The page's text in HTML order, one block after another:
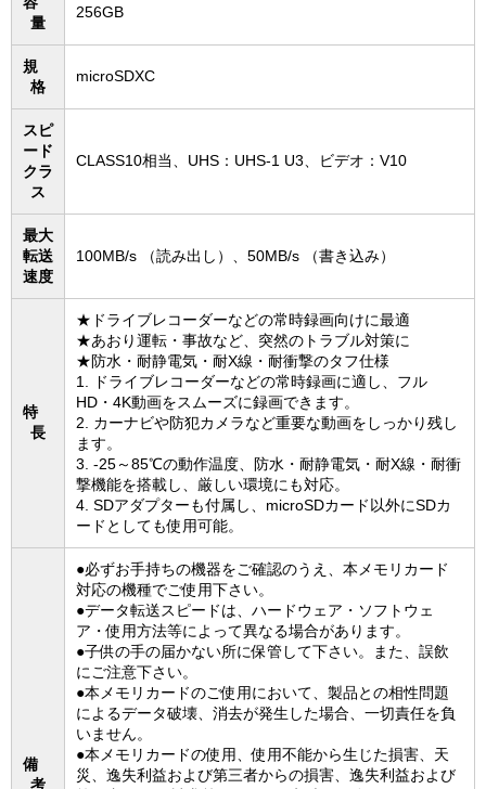
量
256GB
規
格
microSDXC
スピ
ード
クラ
ス
CLASS10相当、UHS：UHS-1 U3、ビデオ：V10
最大
転送
速度
100MB/s （読み出し）、50MB/s （書き込み）
特
長
★ドライブレコーダーなどの常時録画向けに最適
★あおり運転・事故など、突然のトラブル対策に
★防水・耐静電気・耐X線・耐衝撃のタフ仕様
1. ドライブレコーダーなどの常時録画に適し、フル
HD・4K動画をスムーズに録画できます。
2. カーナビや防犯カメラなど重要な動画をしっかり残し
ます。
3. -25～85℃の動作温度、防水・耐静電気・耐X線・耐衝
撃機能を搭載し、厳しい環境にも対応。
4. SDアダプターも付属し、microSDカード以外にSDカ
ードとしても使用可能。
備
考
●必ずお手持ちの機器をご確認のうえ、本メモリカード
対応の機種でご使用下さい。
●データ転送スピードは、ハードウェア・ソフトウェ
ア・使用方法等によって異なる場合があります。
●子供の手の届かない所に保管して下さい。また、誤飲
にご注意下さい。
●本メモリカードのご使用において、製品との相性問題
によるデータ破壊、消去が発生した場合、一切責任を負
いません。
●本メモリカードの使用、使用不能から生じた損害、天
災、逸失利益および第三者からの損害、逸失利益および